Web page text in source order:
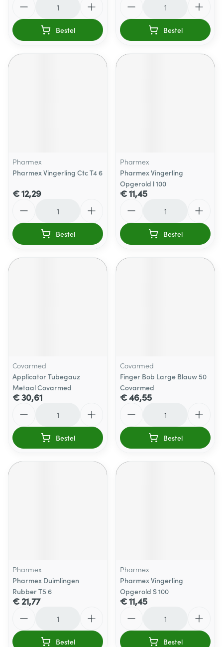
Bestel Bestel
Pharmex
Pharmex Vingerling Ctc T4 6
€ 12,29
Bestel
Pharmex
Pharmex Vingerling
Opgerold l 100
€ 11,45
Bestel
Covarmed
Applicator Tubegauz
Metaal Covarmed
€ 30,61
Bestel
Covarmed
Finger Bob Large Blauw 50
Covarmed
€ 46,55
Bestel
Pharmex
Pharmex Duimlingen
Rubber T5 6
€ 21,77
Bestel
Pharmex
Pharmex Vingerling
Opgerold S 100
€ 11,45
Bestel